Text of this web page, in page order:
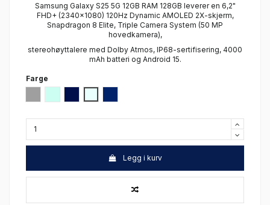
Samsung Galaxy S25 5G 12GB RAM 128GB leverer en 6,2"
FHD+ (2340x1080) 120Hz Dynamic AMOLED 2X-skjerm,
Snapdragon 8 Elite, Triple Camera System (50 MP
hovedkamera),
stereohøyttalere med Dolby Atmos, IP68-sertifisering, 4000
mAh batteri og Android 15.
Farge
Legg i kurv